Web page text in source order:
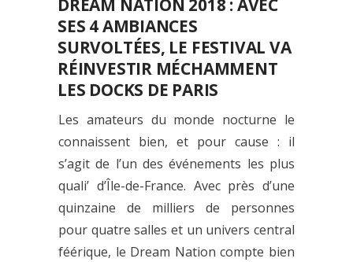
DREAM NATION 2018 : AVEC
SES 4 AMBIANCES
SURVOLTÉES, LE FESTIVAL VA
RÉINVESTIR MÉCHAMMENT
LES DOCKS DE PARIS
Les amateurs du monde nocturne le
connaissent bien, et pour cause : il
s’agit de l’un des événements les plus
quali’ d’Île-de-France. Avec près d’une
quinzaine de milliers de personnes
pour quatre salles et un univers central
féérique, le Dream Nation compte bien